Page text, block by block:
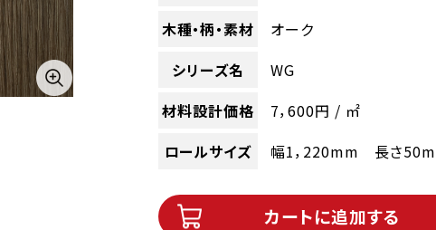
木種・柄・素材
オーク
シリーズ名
WG
材料設計価格
7，600円 / ㎡
ロールサイズ
幅1，220mm 長さ50m
カートに追加する